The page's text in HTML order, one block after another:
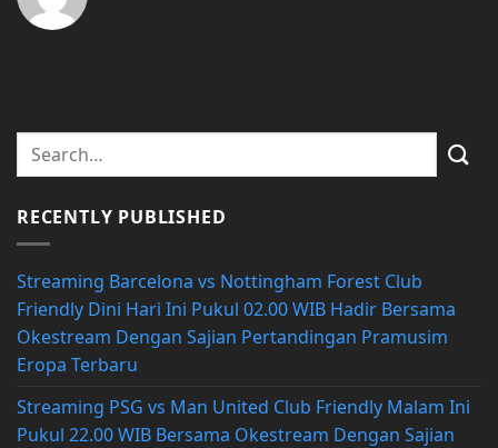
RECENTLY PUBLISHED
Streaming Barcelona vs Nottingham Forest Club
Friendly Dini Hari Ini Pukul 02.00 WIB Hadir Bersama
Okestream Dengan Sajian Pertandingan Pramusim
Eropa Terbaru
Streaming PSG vs Man United Club Friendly Malam Ini
Pukul 22.00 WIB Bersama Okestream Dengan Sajian